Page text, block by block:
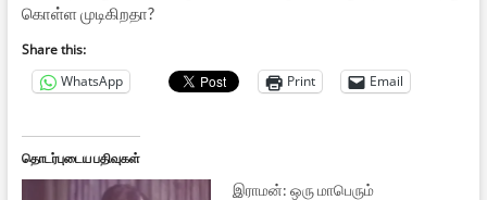
கொள்ள முடிகிறதா?
Share this:
WhatsApp
Print Email
தொடர்புடைய பதிவுகள்
இராமன்: ஒரு மாபெரும்